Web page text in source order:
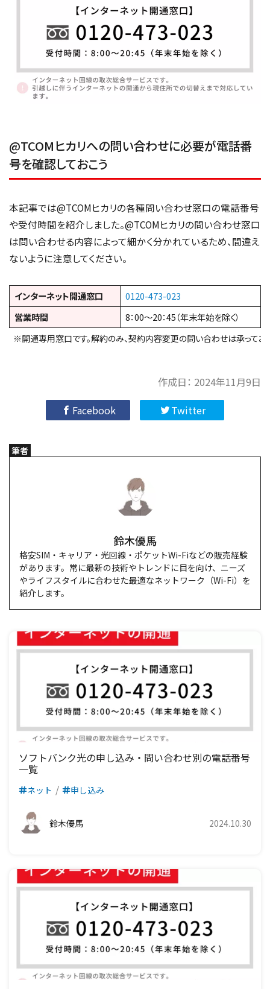
@TCOMヒカリへの問い合わせに必要が電話番
号を確認しておこう
本記事では@TCOMヒカリの各種問い合わせ窓口の電話番号
や受付時間を紹介しました。@TCOMヒカリの問い合わせ窓口
は問い合わせる内容によって細かく分かれているため、間違え
ないように注意してください。
インターネット開通窓口
0120-473-023
営業時間
8：00～20：45（年末年始を除く）
※開通専用窓口です。解約のみ、契約内容変更の問い合わせは承ってお
作成日： 2024年11月9日
Facebook
Twitter
筆者
鈴木優馬
格安SIM・キャリア・光回線・ポケットWi-Fiなどの販売経験
があります。常に最新の技術やトレンドに目を向け、ニーズ
やライフスタイルに合わせた最適なネットワーク（Wi-Fi）を
紹介します。
ソフトバンク光の申し込み・問い合わせ別の電話番号
一覧
ネット 申し込み
鈴木優馬 2024.10.30